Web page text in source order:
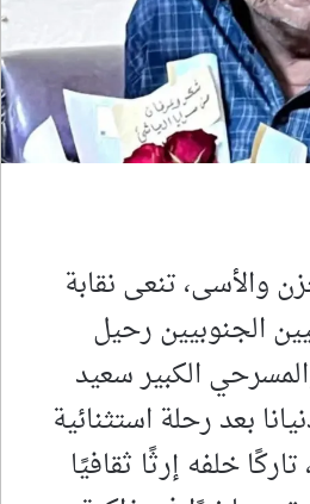
والأسى، تنعى نقابة
الجنوبيين رحيل
الكبير سعيد
بعد رحلة استثنائية
خلفه إرثًا ثقافيًا